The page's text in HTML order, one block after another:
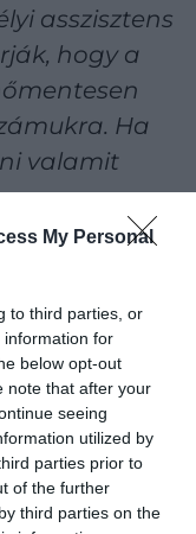
My Personal
to third parties, or
information for
below opt-out
note that after your
seeing
utilized by
parties prior to
of the further
third parties on the
asszisztens
hogy a
Ha
valamit
nem
adott ember
aki
minden